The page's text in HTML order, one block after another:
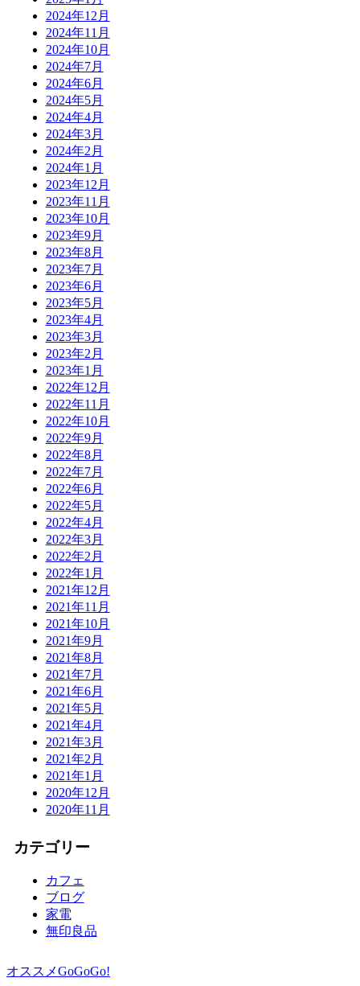
2024年12月
2024年11月
2024年10月
2024年7月
2024年6月
2024年5月
2024年4月
2024年3月
2024年2月
2024年1月
2023年12月
2023年11月
2023年10月
2023年9月
2023年8月
2023年7月
2023年6月
2023年5月
2023年4月
2023年3月
2023年2月
2023年1月
2022年12月
2022年11月
2022年10月
2022年9月
2022年8月
2022年7月
2022年6月
2022年5月
2022年4月
2022年3月
2022年2月
2022年1月
2021年12月
2021年11月
2021年10月
2021年9月
2021年8月
2021年7月
2021年6月
2021年5月
2021年4月
2021年3月
2021年2月
2021年1月
2020年12月
2020年11月
カテゴリー
カフェ
ブログ
家電
無印良品
オススメGoGoGo!